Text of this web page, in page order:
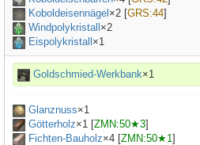
Koboldeisennägel ×2 [GRS:44]
Windpolykristall ×2
Eispolykristall ×1
Goldschmied-Werkbank×1
Glanznuss×1
Götterholz×1 [ZMN:50★3]
Fichten-Bauholz×4 [ZMN:50★1]